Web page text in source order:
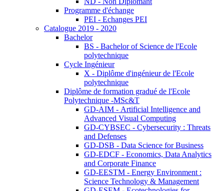
Programme d'échange
PEI - Echanges PEI
Catalogue 2019 - 2020
Bachelor
BS - Bachelor of Science de l'Ecole
polytechnique
Cycle Ingénieur
X - Diplôme d'ingénieur de l'Ecole
polytechnique
Diplôme de formation gradué de l'Ecole
Polytechnique -MSc&T
GD-AIM - Artificial Intelligence and
Advanced Visual Computing
GD-CYBSEC - Cybersecurity : Threats
and Defenses
GD-DSB - Data Science for Business
GD-EDCF - Economics, Data Analytics
and Corporate Finance
GD-EESTM - Energy Environment :
Science Technology & Management